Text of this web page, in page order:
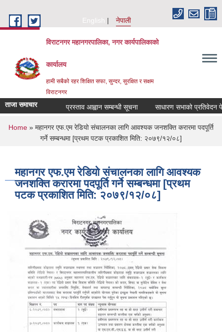
English
नेपाली
विराटनगर महानगरपालिका, नगर कार्यपालिकाको
कार्यालय
हामी सबैको रहर शिक्षित सफा, सुन्दर, सुरक्षित र सक्षम
विराटनगर
ताजा समाचार प्रस्ताव आह्वान सम्बन्धी सूचना साधारण सभाको प्रतिवेदन
You are here
Home » महानगर एफ.एम रेडियो संचालनका लागि आवश्यक जनशक्ति करारमा पदपूर्ति
गर्ने सम्बन्धमा [प्रथम पटक प्रकाशित मिति: २०७९/१२/०८]
महानगर एफ.एम रेडियो संचालनका लागि आवश्यक
जनशक्ति करारमा पदपूर्ति गर्ने सम्बन्धमा [प्रथम
पटक प्रकाशित मिति: २०७९/१२/०८]